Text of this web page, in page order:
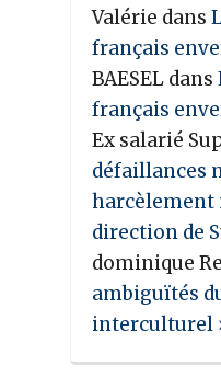
Valérie dans
français
BAESEL dans
français
Ex salarié
défaillances
harcèlement
direction de
dominique
ambiguïtés
interculturel